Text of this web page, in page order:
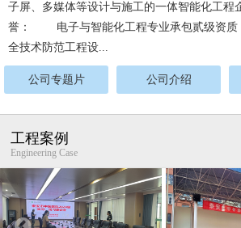
子屏、多媒体等设计与施工的一体智能化
誉： 电子与智能化工程专业承包贰级资质
全技术防范工程设...
公司专题片 公司介绍
工程案例
Engineering Case